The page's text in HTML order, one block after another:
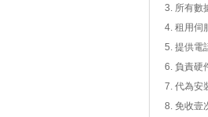
所有數
租用伺
提供電
負責硬
代為安
免收壹